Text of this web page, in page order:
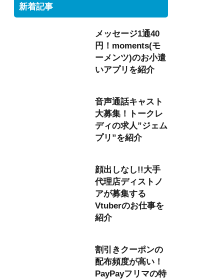
新着記事
メッセージ1通40
円！moments(モ
ーメンツ)のお小遣
いアプリを紹介
音声通話キャスト
大募集！トークレ
ディの求人”ジェム
プリ”を紹介
顔出しなし!!大手
代理店ディストノ
アが募集する
Vtuberのお仕事を
紹介
割引きクーポンの
配布頻度が高い！
PayPayフリマの特